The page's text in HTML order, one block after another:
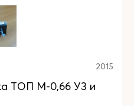
2015
ТОП М-0,66 У3 и